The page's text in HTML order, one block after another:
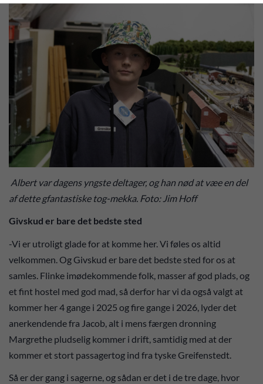
Albert var dagens yngste deltager, og han nød at væe en del
af dette gfantastiske tog-mekka. Foto: Jim Hoff
Givskud er bare det bedste sted
-Vi er utroligt glade for at komme her. Vi føles os altid
velkommen. Og Givskud er bare det bedste sted for os at
samles. Flinke imødekommende folk, masser af god plads, og
et fint hostel med god mad, så derfor har vi da også valgt at
kommer her 4 gange i 2025 og fire gange i 2026, lyder det
anerkendende fra Jacob, alt i mens færgen dronning
Margrethe pludselig kommer i drift, samtidig med at der
kommer et stort passagertog ind fra tyske Greifenstedt.
Så er der gang i sagerne, og sådan er det i de tre dage, hvor